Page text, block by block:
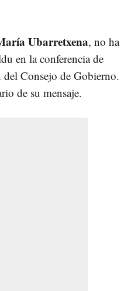
Ubarretxena, no ha
en la conferencia de
Consejo de Gobierno.
de su mensaje.